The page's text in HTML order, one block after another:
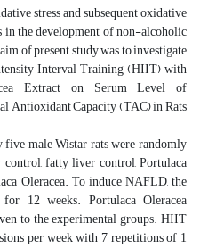
stress and subsequent oxidative
in the development of non-alcoholic
of present study was to investigate
Interval Training (HIIT) with
Extract on Serum Level of
Antioxidant Capacity (TAC) in Rats
five male Wistar rats were randomly
fatty liver control, Portulaca
Oleracea. To induce NAFLD, the
12 weeks. Portulaca Oleracea
to the experimental groups. HIIT
per week with 7 repetitions of 1